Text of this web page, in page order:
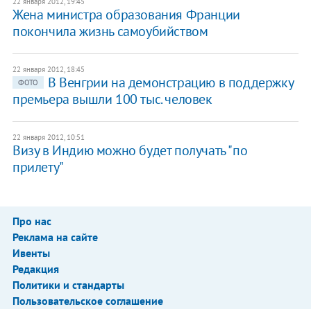
Жена министра образования Франции
покончила жизнь самоубийством
22 января 2012, 18:45
ФОТО
В Венгрии на демонстрацию в поддержку
премьера вышли 100 тыс. человек
22 января 2012, 10:51
Визу в Индию можно будет получать "по
прилету"
Про нас
Реклама на сайте
Ивенты
Редакция
Политики и стандарты
Пользовательское соглашение